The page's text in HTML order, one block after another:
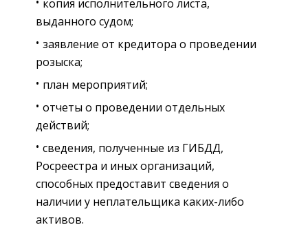
копия исполнительного листа,
выданного судом;
заявление от кредитора о проведении
розыска;
план мероприятий;
отчеты о проведении отдельных
действий;
сведения, полученные из ГИБДД,
Росреестра и иных организаций,
способных предоставит сведения о
наличии у неплательщика каких-либо
активов.